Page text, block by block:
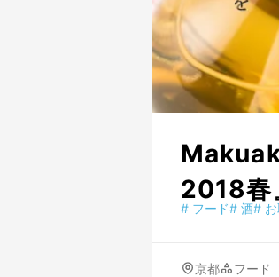
2018春
# フード# 酒#
京都 フード